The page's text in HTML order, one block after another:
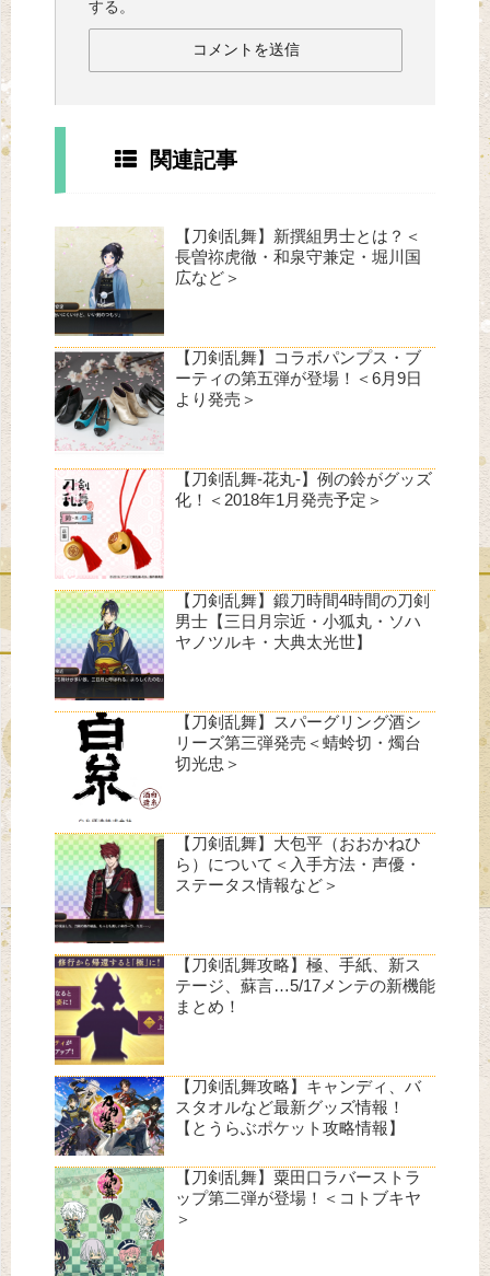
する。
関連記事
【刀剣乱舞】新撰組男士とは？＜
長曽祢虎徹・和泉守兼定・堀川国
広など＞
【刀剣乱舞】コラボパンプス・ブ
ーティの第五弾が登場！＜6月9日
より発売＞
【刀剣乱舞-花丸-】例の鈴がグッズ
化！＜2018年1月発売予定＞
【刀剣乱舞】鍛刀時間4時間の刀剣
男士【三日月宗近・小狐丸・ソハ
ヤノツルキ・大典太光世】
【刀剣乱舞】スパーグリング酒シ
リーズ第三弾発売＜蜻蛉切・燭台
切光忠＞
【刀剣乱舞】大包平（おおかねひ
ら）について＜入手方法・声優・
ステータス情報など＞
【刀剣乱舞攻略】極、手紙、新ス
テージ、蘇言…5/17メンテの新機能
まとめ！
【刀剣乱舞攻略】キャンディ、バ
スタオルなど最新グッズ情報！
【とうらぶポケット攻略情報】
【刀剣乱舞】粟田口ラバーストラ
ップ第二弾が登場！＜コトブキヤ
＞